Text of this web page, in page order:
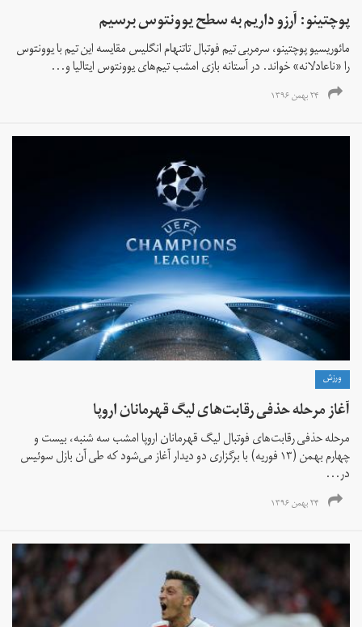
پوچتینو: آرزو داریم به سطح یوونتوس برسیم
مائوریسیو پوچتینو، سرمربی تیم فوتبال تاتنهام انگلیس مقایسه این تیم با یوونتوس
را «ناعادلانه» خواند. در آستانه بازی امشب تیم‌های یوونتوس ایتالیا و...
۲۴ بهمن ۱۳۹۶
ورزش
آغاز مرحله حذفی رقابت‌های لیگ قهرمانان اروپا
مرحله حذفی رقابت‌های فوتبال لیگ قهرمانان اروپا امشب سه شنبه، بیست و
چهارم بهمن (۱۳ فوریه) با برگزاری دو دیدار آغاز می‌شود که طی آن بازل سوئیس
در...
۲۴ بهمن ۱۳۹۶